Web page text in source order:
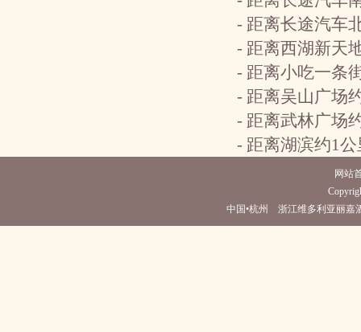
- 距离长途汽车
- 距离西湖新天
- 距离小吃一条
- 距离吴山广场
- 距离武林广场
- 距离湖滨约1
网站
中国•杭州 浙江维多利亚丽嘉